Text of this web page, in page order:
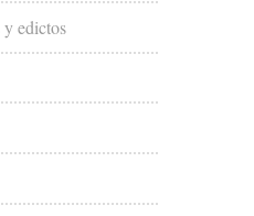
y edictos